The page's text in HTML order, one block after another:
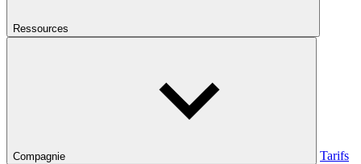
Ressources
Compagnie
Tarifs